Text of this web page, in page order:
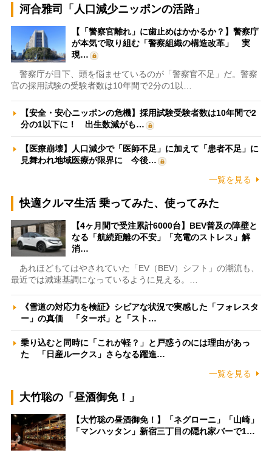
河合雅司「人口減少ニッポンの活路」
【「警察官離れ」に歯止めはかかるか？】警察庁
が本気で取り組む「警察組織の構造改革」 実
現…
警察庁が目下、頭を悩ませているのが「警察官不足」だ。警察
官の採用試験の受験者数は10年間で2分の1以…
【安全・安心ニッポンの危機】採用試験受験者数は10年間で2
分の1以下に！ 出生数減がも…
【医療崩壊】人口減少で「医師不足」に加えて「患者不足」に
見舞われ地域医療が限界に 今後…
一覧を見る
快適クルマ生活 乗ってみた、使ってみた
【4ヶ月間で受注累計6000台】BEV普及の障壁と
なる「航続距離の不安」「充電のストレス」解
消…
あれほどもてはやされていた「EV（BEV）シフト」の潮流も、
最近では減速基調になっているように見える。…
《雪道の対応力を検証》シビアな状況で実感した「フォレスタ
ー」の真価 「ターボ」と「スト…
乗り込むと同時に「これが軽？」と戸惑うのには理由があっ
た 「日産ルークス」さらなる躍進…
一覧を見る
大竹聡の「昼酒御免！」
【大竹聡の昼酒御免！】「ネグローニ」「山崎」
「マンハッタン」新宿三丁目の隠れ家バーで1…